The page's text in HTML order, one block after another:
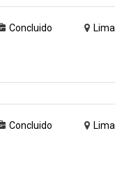
Concluido Lima
Concluido Lima